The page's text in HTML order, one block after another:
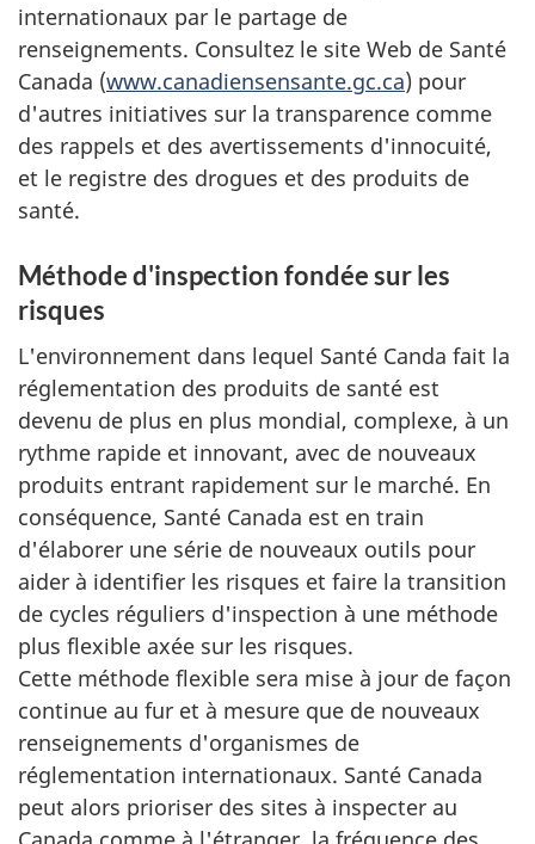
internationaux par le partage de
renseignements. Consultez le site Web de Santé
Canada (www.canadiensensante.gc.ca) pour
d'autres initiatives sur la transparence comme
des rappels et des avertissements d'innocuité,
et le registre des drogues et des produits de
santé.
Méthode d'inspection fondée sur les
risques
L'environnement dans lequel Santé Canda fait la
réglementation des produits de santé est
devenu de plus en plus mondial, complexe, à un
rythme rapide et innovant, avec de nouveaux
produits entrant rapidement sur le marché. En
conséquence, Santé Canada est en train
d'élaborer une série de nouveaux outils pour
aider à identifier les risques et faire la transition
de cycles réguliers d'inspection à une méthode
plus flexible axée sur les risques.
Cette méthode flexible sera mise à jour de façon
continue au fur et à mesure que de nouveaux
renseignements d'organismes de
réglementation internationaux. Santé Canada
peut alors prioriser des sites à inspecter au